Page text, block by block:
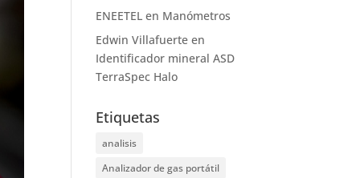
ENEETEL en Manómetros
Edwin Villafuerte en
Identificador mineral ASD
TerraSpec Halo
Etiquetas
analisis
Analizador de gas portátil